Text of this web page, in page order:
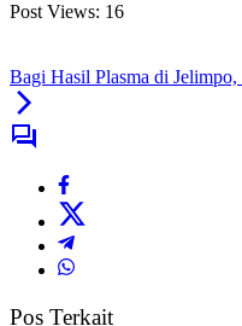
Post Views: 16
Bagi Hasil Plasma di
Pos Terkait